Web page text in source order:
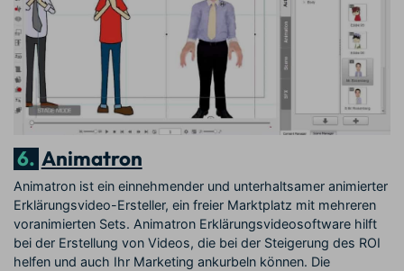
6. Animatron
Animatron ist ein einnehmender und unterhaltsamer animierter
Erklärungsvideo-Ersteller, ein freier Marktplatz mit mehreren
voranimierten Sets. Animatron Erklärungsvideosoftware hilft
bei der Erstellung von Videos, die bei der Steigerung des ROI
helfen und auch Ihr Marketing ankurbeln können. Die